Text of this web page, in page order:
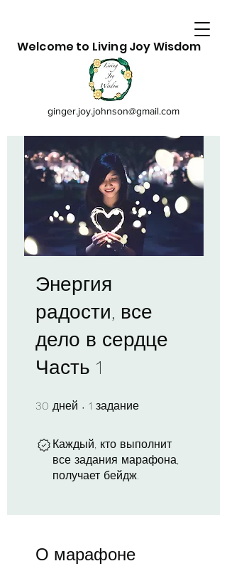
Welcome to Living Joy Wisdom
ginger.joy.johnson@gmail.com
Энергия
радости, все
дело в сердце
Часть 1
30 дней 30 дней
1 задание
Каждый, кто выполнит
все задания марафона,
получает бейдж.
О марафоне